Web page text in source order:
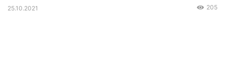
25.10.2021 205